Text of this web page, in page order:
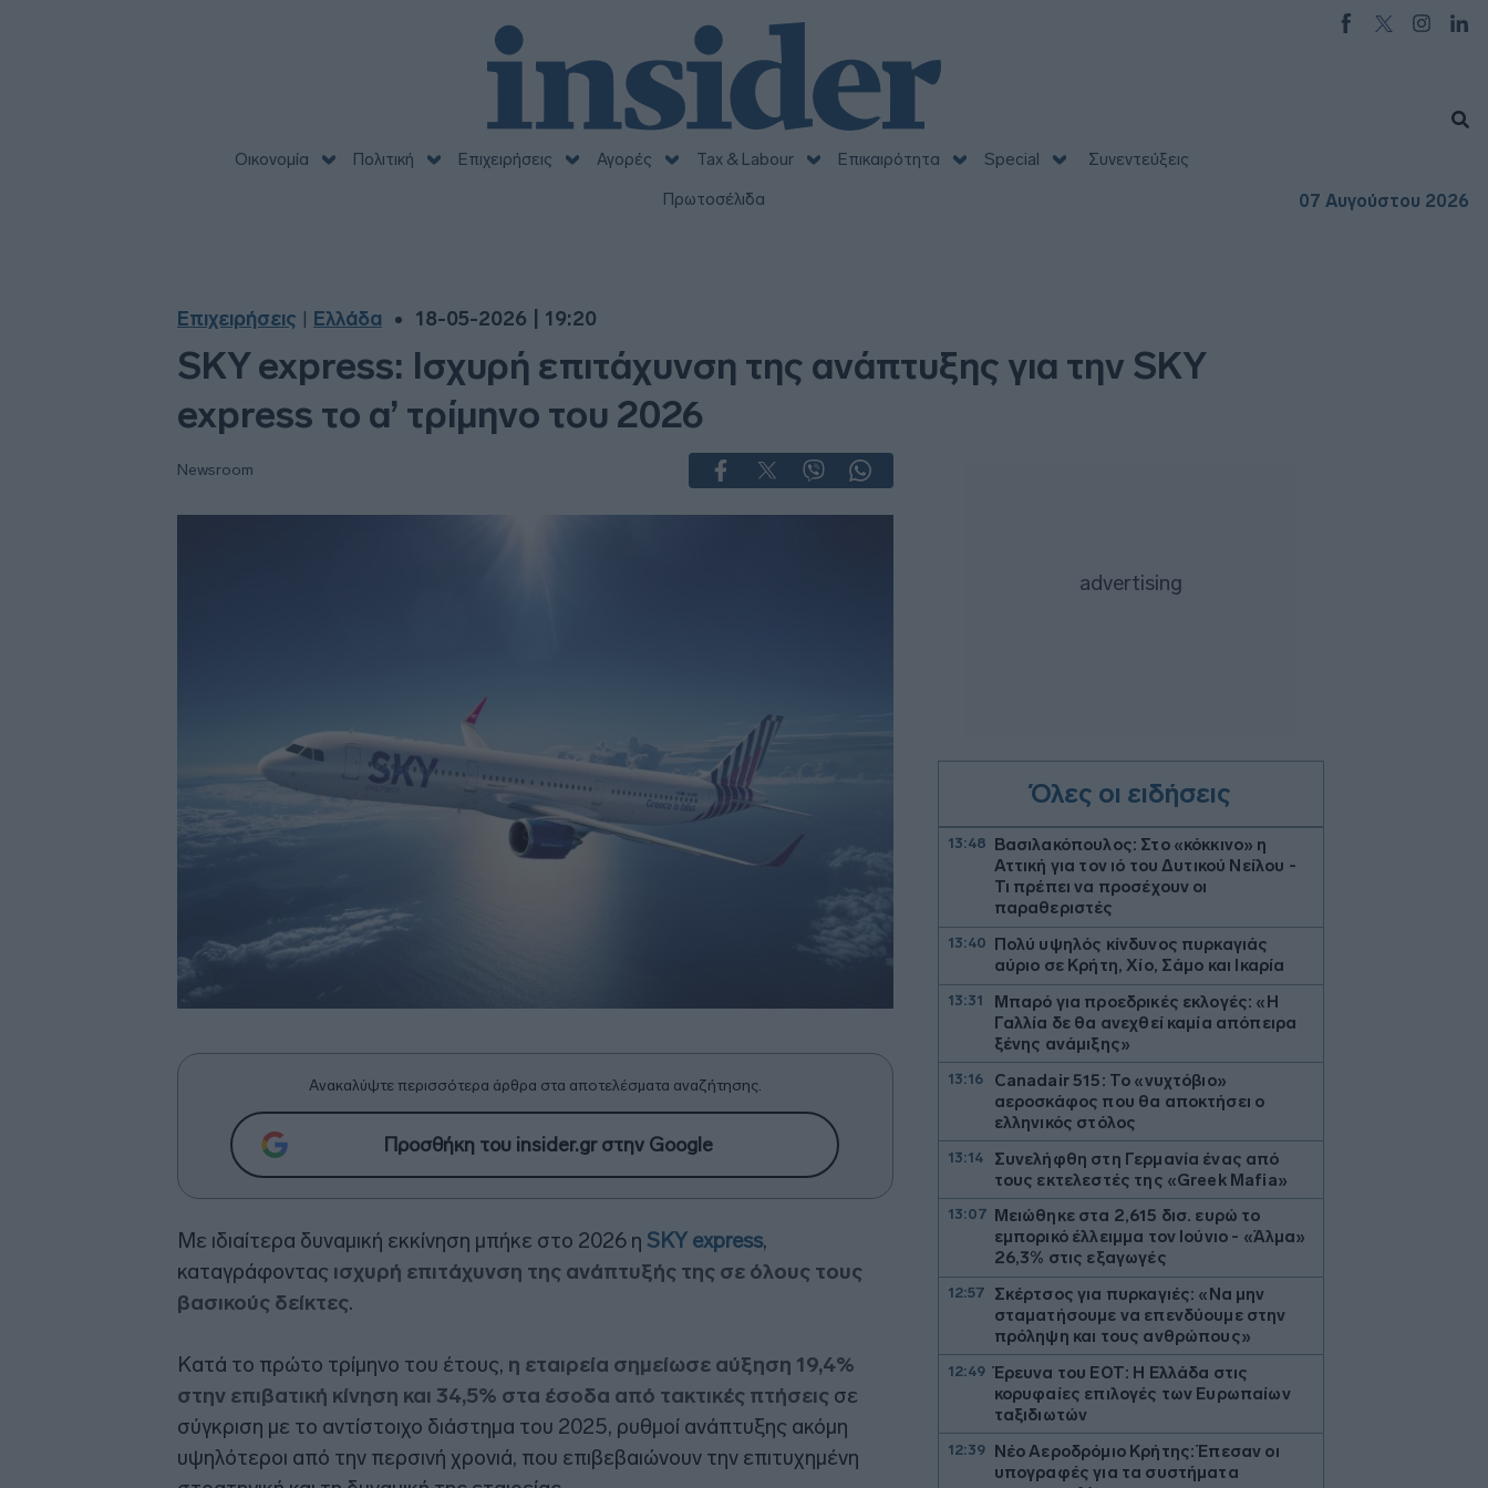
Οικονομία Πολιτική Επιχειρήσεις Αγορές Tax & Labour Επικαιρότητα Special
Συνεντεύξεις
Πρωτοσέλιδα
07 Αυγούστου 2026
Επιχειρήσεις Ελλάδα 18-05-2026 | 19:20
SKY express: Ισχυρή επιτάχυνση της ανάπτυξης για την SKY
express το α’ τρίμηνο του 2026
Newsroom
Ανακαλύψτε περισσότερα άρθρα στα αποτελέσματα αναζήτησης.
Προσθήκη του insider.gr στην Google
Με ιδιαίτερα δυναμική εκκίνηση μπήκε στο 2026 η SKY express,
καταγράφοντας ισχυρή επιτάχυνση της ανάπτυξής της σε όλους τους
βασικούς δείκτες.
Κατά το πρώτο τρίμηνο του έτους, η εταιρεία σημείωσε αύξηση 19,4%
στην επιβατική κίνηση και 34,5% στα έσοδα από τακτικές πτήσεις σε
σύγκριση με το αντίστοιχο διάστημα του 2025, ρυθμοί ανάπτυξης ακόμη
υψηλότεροι από την περσινή χρονιά, που επιβεβαιώνουν την επιτυχημένη
Όλες οι ειδήσεις
13:48
Βασιλακόπουλος: Στο «κόκκινο» η
Αττική για τον ιό του Δυτικού Νείλου -
Τι πρέπει να προσέχουν οι
παραθεριστές
13:40 Πολύ υψηλός κίνδυνος πυρκαγιάς
αύριο σε Κρήτη, Χίο, Σάμο και Ικαρία
13:31
Μπαρό για προεδρικές εκλογές: «Η
Γαλλία δε θα ανεχθεί καμία απόπειρα
ξένης ανάμιξης»
13:16
Canadair 515: Το «νυχτόβιο»
αεροσκάφος που θα αποκτήσει ο
ελληνικός στόλος
13:14
Συνελήφθη στη Γερμανία ένας από
τους εκτελεστές της «Greek Mafia»
13:07 Μειώθηκε στα 2,615 δισ. ευρώ το
εμπορικό έλλειμμα τον Ιούνιο - «Άλμα»
26,3% στις εξαγωγές
12:57
Σκέρτσος για πυρκαγιές: «Nα μην
σταματήσουμε να επενδύουμε στην
πρόληψη και τους ανθρώπους»
12:49 Έρευνα του ΕΟΤ: Η Ελλάδα στις
κορυφαίες επιλογές των Ευρωπαίων
ταξιδιωτών
12:39
Νέο Αεροδρόμιο Κρήτης: Έπεσαν οι
υπογραφές για τα συστήματα